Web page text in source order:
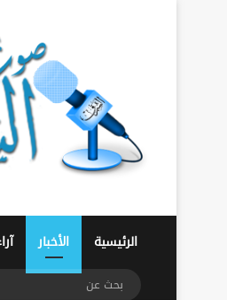
الرئيسية الأخبار